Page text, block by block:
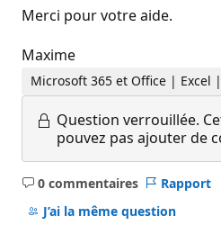
Merci pour votre aide.
Maxime
Microsoft 365 et Office | Excel
Question verrouillée.
pouvez pas ajouter de
0 commentaires
Aucun
commentaire
Rapport
J’ai la même question